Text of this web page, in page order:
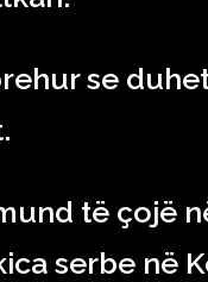
se
të çojë
serbe në